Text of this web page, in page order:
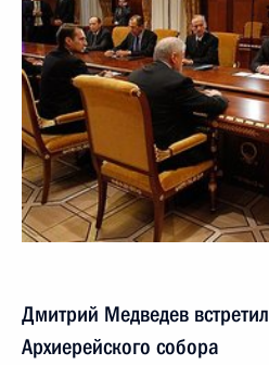
Дмитрий Медведев
Архиерейского собора